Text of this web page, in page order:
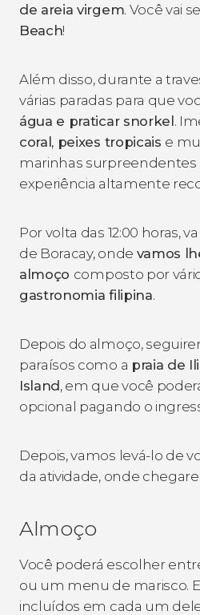
de areia virgem. Você vai
Beach!
Além disso, durante a
várias paradas para que
água e praticar snorkel.
coral, peixes tropicais e
marinhas surpreendentes
experiência altamente
Por volta das 12:00 horas,
de Boracay, onde vamos
almoço composto por
gastronomia filipina.
Depois do almoço,
paraísos como a praia de
Island, em que você
opcional pagando o
Depois, vamos levá-lo de
da atividade, onde
Almoço
Você poderá escolher
ou um menu de marisco.
incluídos em cada um